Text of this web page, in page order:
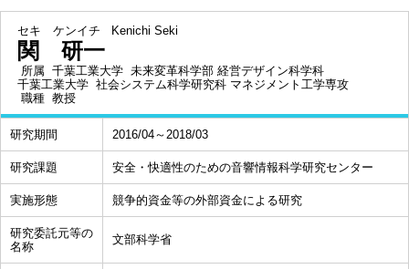
セキ ケンイチ Kenichi Seki
関 研一
所属 千葉工業大学 未来変革科学部 経営デザイン科学科
千葉工業大学 社会システム科学研究科 マネジメント工学専攻
職種 教授
研究期間 2016/04～2018/03
研究課題 安全・快適性のための音響情報科学研究センター
実施形態 競争的資金等の外部資金による研究
研究委託元等の
名称
文部科学省